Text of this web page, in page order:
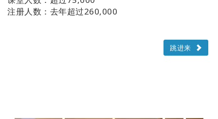
注册人数：去年超过260,000
跳进来